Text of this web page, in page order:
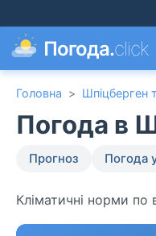
Погода.click
Головна > Шпіцберген
Погода в
Прогноз Погода
Кліматичні норми по